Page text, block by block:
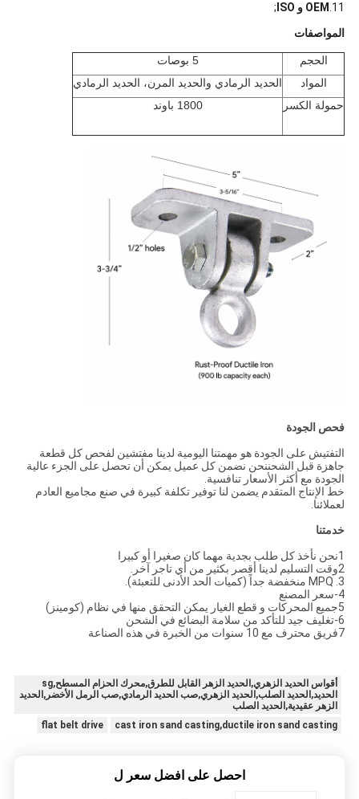
11. OEM و ISO
;
المواصفات
الحجم
5 بوصات
المواد
الحديد الرمادي والحديد المرن، الحديد الرمادي
حمولة الكسر
1800 باوند
فحص الجودة
التفتيش على الجودة هو مهمتنا اليومية لدينا مفتشين لفحص كل قطعة
جاهزة قبل الشحننحن نضمن كل عميل يمكن أن تحصل على الجزء عالية
الجودة مع أكثر الأسعار تنافسية.
خط الإنتاج المتقدم يضمن لنا توفير تكلفة كبيرة في صنع مجاميع العادم
لعملائنا.
خدمتنا
1نحن نأخذ كل طلب بجدية مهما كان صغيرا أو كبيرا
2وقت التسليم لدينا أقصر بكثير من أي تاجر آخر.
3. MPQ منخفضة جداً (كميات الحد الأدنى للتعبئة).
4-سعر المصنع
5جميع المحركات و قطع الغيار يمكن التحقق منها في نظام (كومينز)
6-تغليف جيد للتأكد من سلامة البضائع في الشحن
7فريق محترف مع 10 سنوات من الخبرة في هذه الصناعة
أقواس الحديد الزهري,الحديد الزهر القابل للطرق,محرك الحزام المسطح,sg
الحديد,الحديد الصلب,الحديد الزهري,صب الحديد الرمادي,صب الرمل الأخضر,الحديد
الزهر عقيدية,الحديد الصلب
cast iron sand casting,ductile iron sand casting
flat belt drive
احصل على افضل سعر ل